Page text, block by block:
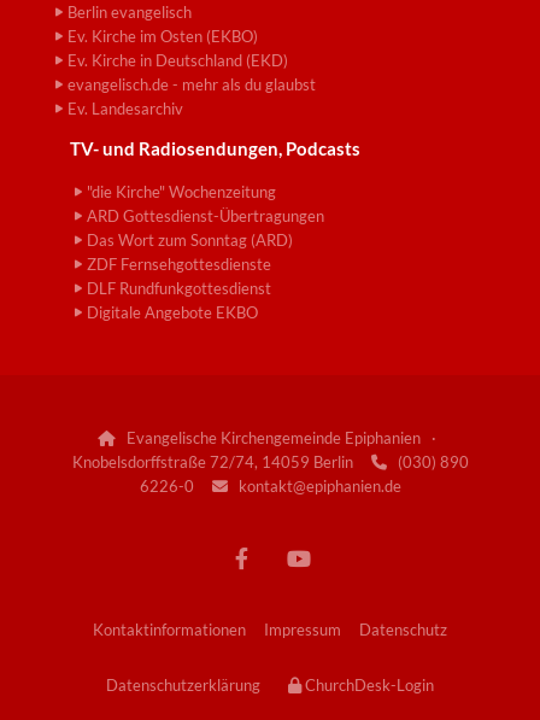
Berlin evangelisch
Ev. Kirche im Osten (EKBO)
Ev. Kirche in Deutschland (EKD)
evangelisch.de - mehr als du glaubst
Ev. Landesarchiv
TV- und Radiosendungen, Podcasts
"die Kirche" Wochenzeitung
ARD Gottesdienst-Übertragungen
Das Wort zum Sonntag (ARD)
ZDF Fernsehgottesdienste
DLF Rundfunkgottesdienst
Digitale Angebote EKBO
Evangelische Kirchengemeinde Epiphanien ·
Knobelsdorffstraße 72/74, 14059 Berlin
(030) 890
6226-0
kontakt@epiphanien.de
Kontaktinformationen Impressum Datenschutz
Datenschutzerklärung ChurchDesk-Login